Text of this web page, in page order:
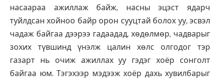
насаараа ажиллаж байж, насны эцэст ядарч
туйлдсан хойноо байр орон сууцтай болох уу, эсвэл
чадаж байгаа дээрээ гадаадад, хөдөлмөр, чадварыг
зохих түвшинд үнэлж цалин хөлс олгодог тэр
газарт нь очиж ажиллах уу гэдэг хоёр сонголт
байгаа юм. Тэгэхээр мэдээж хоёр дахь хувилбарыг